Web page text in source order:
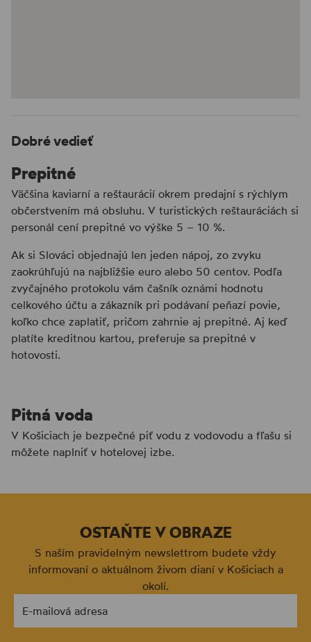
Dobré vedieť
Prepitné
Väčšina kaviarní a reštaurácií okrem predajní s rýchlym
občerstvením má obsluhu. V turistických reštauráciách si
personál cení prepitné vo výške 5 – 10 %.
Ak si Slováci objednajú len jeden nápoj, zo zvyku
zaokrúhľujú na najbližšie euro alebo 50 centov. Podľa
zvyčajného protokolu vám čašník oznámi hodnotu
celkového účtu a zákazník pri podávaní peňazí povie,
koľko chce zaplatiť, pričom zahrnie aj prepitné. Aj keď
platíte kreditnou kartou, preferuje sa prepitné v
hotovosti.
Pitná voda
V Košiciach je bezpečné piť vodu z vodovodu a fľašu si
môžete naplniť v hotelovej izbe.
OSTAŇTE V OBRAZE
S naším pravidelným newslettrom budete vždy
informovaní o aktuálnom živom dianí v Košiciach a
okolí.
E-mailová adresa